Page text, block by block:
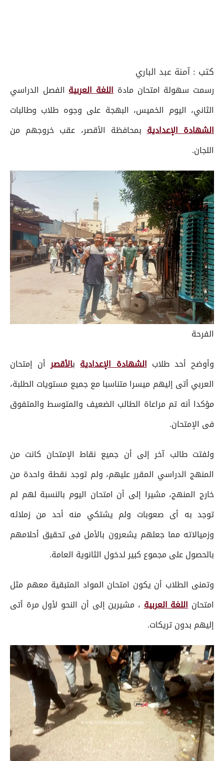
كتب : آمنة عبد الباري
رسمت سهولة امتحان مادةاللغة العربيةالفصل الدراسي
الثاني، اليوم الخميس، البهجة على وجوه طلاب وطالبات
الشهادة الإعداديةبمحافظة الأقصر، عقب خروجهم من
اللجان.
الفرحة
وأوضح أحد طلابالشهادة الإعداديةبالأقصرأن إمتحان
العربي أتى إليهم ميسرا متناسبا مع جميع مستويات الطلبة،
مؤكدا أنه تم مراعاة الطالب الضعيف والمتوسط والمتفوق
فى الإمتحان.
ولفتت طالب آخر إلى أن جميع نقاط الإمتحان كانت من
المنهج الدراسي المقرر عليهم، ولم توجد نقطة واحدة من
خارج المنهج، مشيرا إلى أن امتحان اليوم بالنسبة لهم لم
توجد به أى صعوبات ولم يشتكي منه أحد من زملائه
وزميالاته مما جعلهم يشعرون بالأمل فى تحقيق أحلامهم
بالحصول على مجموع كبير لدخول الثانوية العامة.
وتمنى الطلاب أن يكون امتحان المواد المتبقية معهم مثل
امتحاناللغة العربية، مشيرين إلى أن النحو لأول مرة أتى
إليهم بدون تريكات.